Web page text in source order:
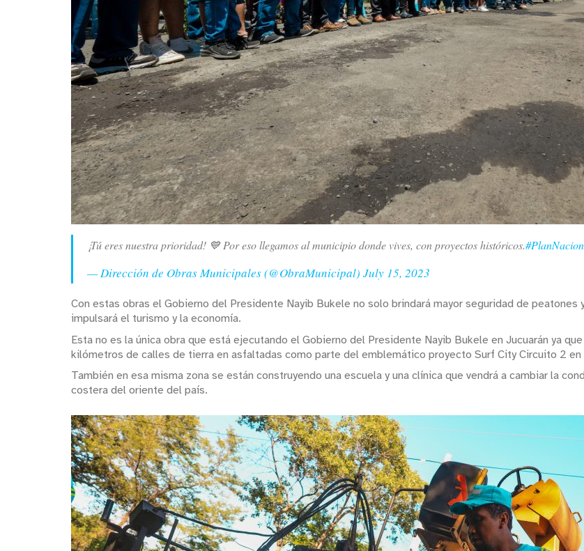
¡Tú eres nuestra prioridad! 💙 Por eso llegamos al municipio donde vives, con proyectos históricos.
— Dirección de Obras Municipales (@ObraMunicipal) July 15, 2023
Con estas obras el Gobierno del Presidente Nayib Bukele no solo brindará mayor seguridad de
impulsará el turismo y la economía.
Esta no es la única obra que está ejecutando el Gobierno del Presidente Nayib Bukele en Jucuarán ya
kilómetros de calles de tierra en asfaltadas como parte del emblemático proyecto Surf City Circuito 2 en
También en esa misma zona se están construyendo una escuela y una clínica que vendrá a cambiar la
costera del oriente del país.